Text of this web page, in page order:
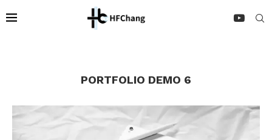
PORTFOLIO DEMO 6